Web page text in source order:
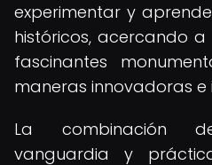
experimentar y
históricos, acercando
fascinantes
maneras innovadoras e
La combinación
vanguardia y